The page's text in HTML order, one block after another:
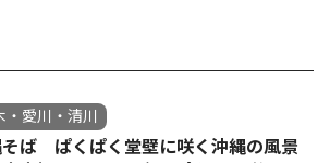
・愛川・清川
ば ぱくぱく堂壁に咲く沖縄の風景